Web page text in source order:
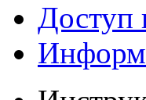
Доступ